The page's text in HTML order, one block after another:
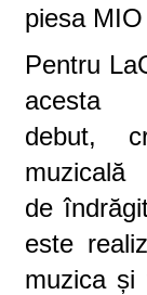
piesa
Pentru
debut,
de
este
muzica